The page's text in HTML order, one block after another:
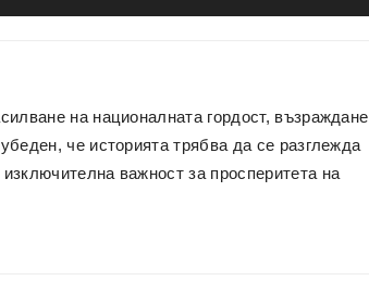
на националната гордост, възраждане
че историята трябва да се разглежда
важност за просперитета на